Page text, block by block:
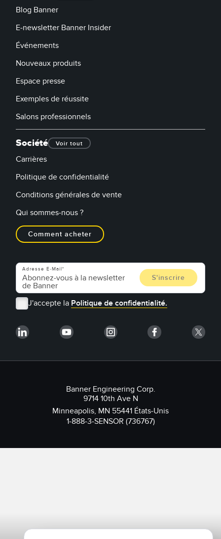
Blog Banner
E-newsletter Banner Insider
Événements
Nouveaux produits
Espace presse
Exemples de réussite
Salons professionnels
Société Voir tout
Carrières
Politique de confidentialité
Conditions générales de vente
Qui sommes-nous ?
Comment acheter
Adresse E-Mail
J'accepte la Politique de confidentialité.
Banner Engineering Corp.
9714 10th Ave N
Minneapolis, MN 55441 États-Unis
1-888-3-SENSOR (736767)